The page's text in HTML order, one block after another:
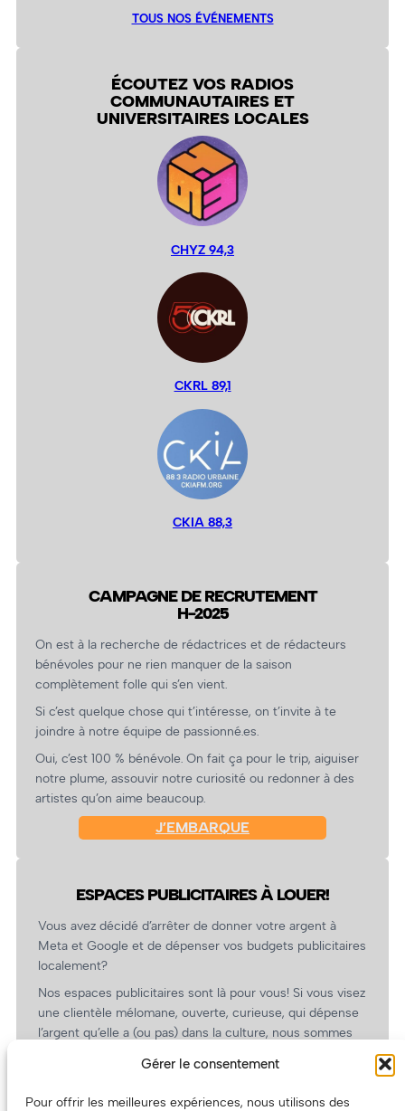
Gérer le consentement
Pour offrir les meilleures expériences, nous utilisons des
TOUS NOS ÉVÉNEMENTS
ÉCOUTEZ VOS RADIOS
COMMUNAUTAIRES ET
UNIVERSITAIRES LOCALES
CHYZ 94,3
CKRL 89,1
CKIA 88,3
CAMPAGNE DE RECRUTEMENT
H-2025
On est à la recherche de rédactrices et de rédacteurs
bénévoles pour ne rien manquer de la saison
complètement folle qui s’en vient.
Si c’est quelque chose qui t’intéresse, on t’invite à te
joindre à notre équipe de passionné.es.
Oui, c’est 100 % bénévole. On fait ça pour le trip, aiguiser
notre plume, assouvir notre curiosité ou redonner à des
artistes qu’on aime beaucoup.
J’EMBARQUE
ESPACES PUBLICITAIRES À LOUER!
Vous avez décidé d’arrêter de donner votre argent à
Meta et Google et de dépenser vos budgets publicitaires
localement?
Nos espaces publicitaires sont là pour vous! Si vous visez
une clientèle mélomane, ouverte, curieuse, qui dépense
l’argent qu’elle a (ou pas) dans la culture, nous sommes
revient.